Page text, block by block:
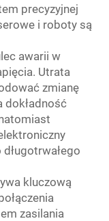
precyzyjnej
i roboty są
awarii w
Utrata
zmianę
dokładność
kluczową
zasilania